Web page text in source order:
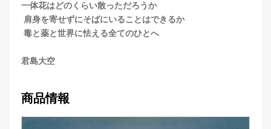
一体花はどのくらい散っただろうか
肩身を寄せずにそばにいることはできるか
毒と薬と世界に怯える全てのひとへ
君島大空
商品情報